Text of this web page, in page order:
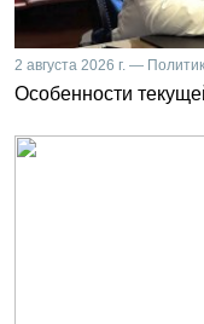
2 августа 2026 г. —
Особенности